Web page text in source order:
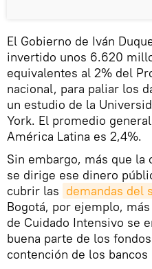
El Gobierno de Iván
invertido unos 6.620
equivalentes al 2% del
nacional, para paliar los
un estudio de la
York. El promedio
América Latina es 2,4%.
Sin embargo, más que la
se dirige ese dinero
cubrir las demandas del
Bogotá, por ejemplo,
de Cuidado Intensivo se
buena parte de los
contención de los bancos